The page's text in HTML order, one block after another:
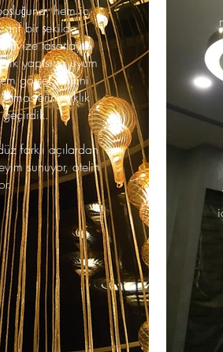
hem iç
bir şekilde
avize tasarlayıp
yapısına uyum
görsel etkisini
şıklık
farklı açılardan
sunuyor, otelin